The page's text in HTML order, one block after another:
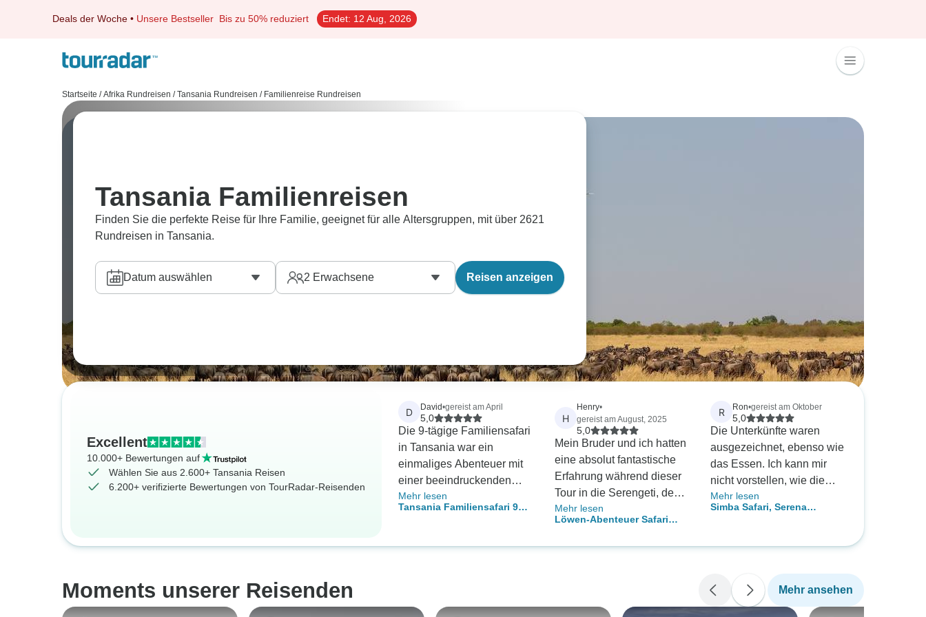
Deals der Woche • Unsere Bestseller Bis zu 50% reduziert Endet: 12 Aug, 2026
Startseite / Afrika Rundreisen / Tansania Rundreisen / Familienreise Rundreisen
Tansania Familienreisen
Finden Sie die perfekte Reise für Ihre Familie, geeignet für alle Altersgruppen, mit über 2621
Rundreisen in Tansania.
Datum auswählen 2 Erwachsene Reisen anzeigen
Excellent
10.000+ Bewertungen auf
Wählen Sie aus 2.600+ Tansania Reisen
6.200+ verifizierte Bewertungen von TourRadar-Reisenden
D David•gereist am April
5,0
Die 9-tägige Familiensafari
in Tansania war ein
einmaliges Abenteuer mit
einer beeindruckenden
Tierwelt, atemberaubenden
Landschaften und
Gastfreundschaft. Wir sind
haben und können diese
Mehr lesen
Tansania Familiensafari 9
H
Henry•
gereist am August, 2025
5,0
Mein Bruder und ich hatten
eine absolut fantastische
Erfahrung während dieser
Tour in die Serengeti, den
Ngorongoro und den Lake
Manyara! Unser Reiseleiter
Er kannte die besten
Mehr lesen
Löwen-Abenteuer Safari
Transport)
R Ron•gereist am Oktober
5,0
Die Unterkünfte waren
ausgezeichnet, ebenso wie
das Essen. Ich kann mir
nicht vorstellen, wie die
Safaritour besser hätte sein
können. Unser Führer war
haben ALLE Tiere
Mehr lesen
Simba Safari, Serena
Moments unserer Reisenden Mehr ansehen